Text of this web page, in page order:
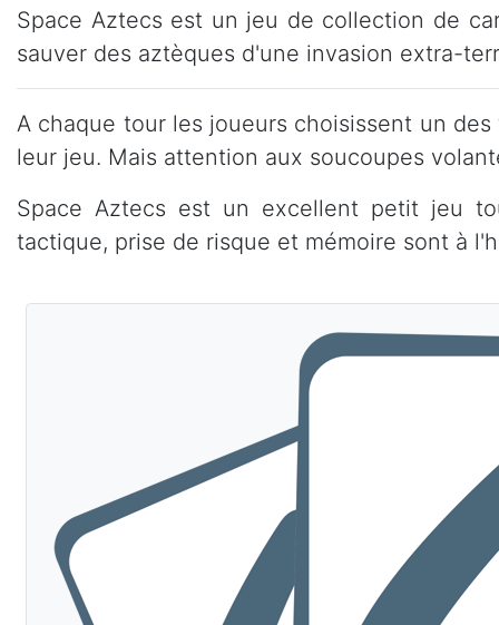
Space Aztecs est un jeu de collection de
sauver des aztèques d'une invasion extra-
A chaque tour les joueurs choisissent un
leur jeu. Mais attention aux soucoupes
Space Aztecs est un excellent petit jeu
tactique, prise de risque et mémoire sont à